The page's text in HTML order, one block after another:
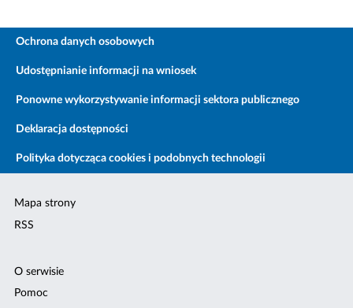
Ochrona danych osobowych
Udostępnianie informacji na wniosek
Ponowne wykorzystywanie informacji sektora publicznego
Deklaracja dostępności
Polityka dotycząca cookies i podobnych technologii
Mapa strony
RSS
O serwisie
Pomoc